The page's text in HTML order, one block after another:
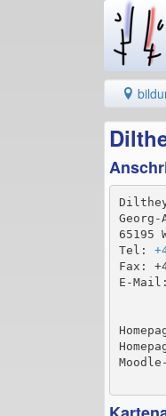
65195
Tel:
Fax:
E-